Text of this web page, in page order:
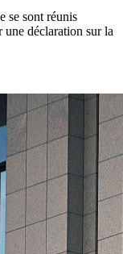
se sont réunis
déclaration sur la